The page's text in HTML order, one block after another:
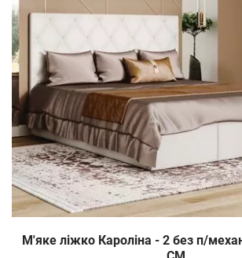
М'яке ліжко Кароліна - 2 без п/